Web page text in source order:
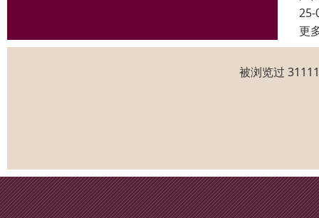
25-
更
被浏览过